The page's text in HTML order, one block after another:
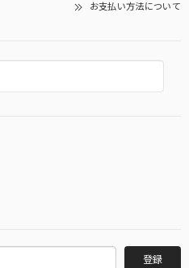
お支払い方法について
登録